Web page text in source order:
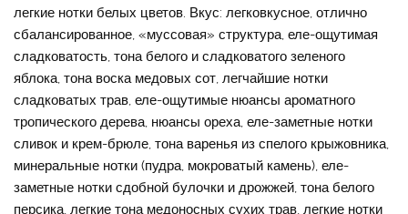
легкие нотки белых цветов. Вкус: легковкусное, отлично
сбалансированное, «муссовая» структура, еле-ощутимая
сладковатость, тона белого и сладковатого зеленого
яблока, тона воска медовых сот, легчайшие нотки
сладковатых трав, еле-ощутимые нюансы ароматного
тропического дерева, нюансы ореха, еле-заметные нотки
сливок и крем-брюле, тона варенья из спелого крыжовника,
минеральные нотки (пудра, мокроватый камень), еле-
заметные нотки сдобной булочки и дрожжей, тона белого
персика, легкие тона медоносных сухих трав, легкие нотки